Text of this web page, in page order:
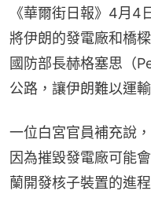
《華爾街日報》4月4
將伊朗的發電廠和橋
國防部長赫格塞思（
公路，讓伊朗難以運
一位白宮官員補充說
因為摧毀發電廠可能
蘭開發核子裝置的進